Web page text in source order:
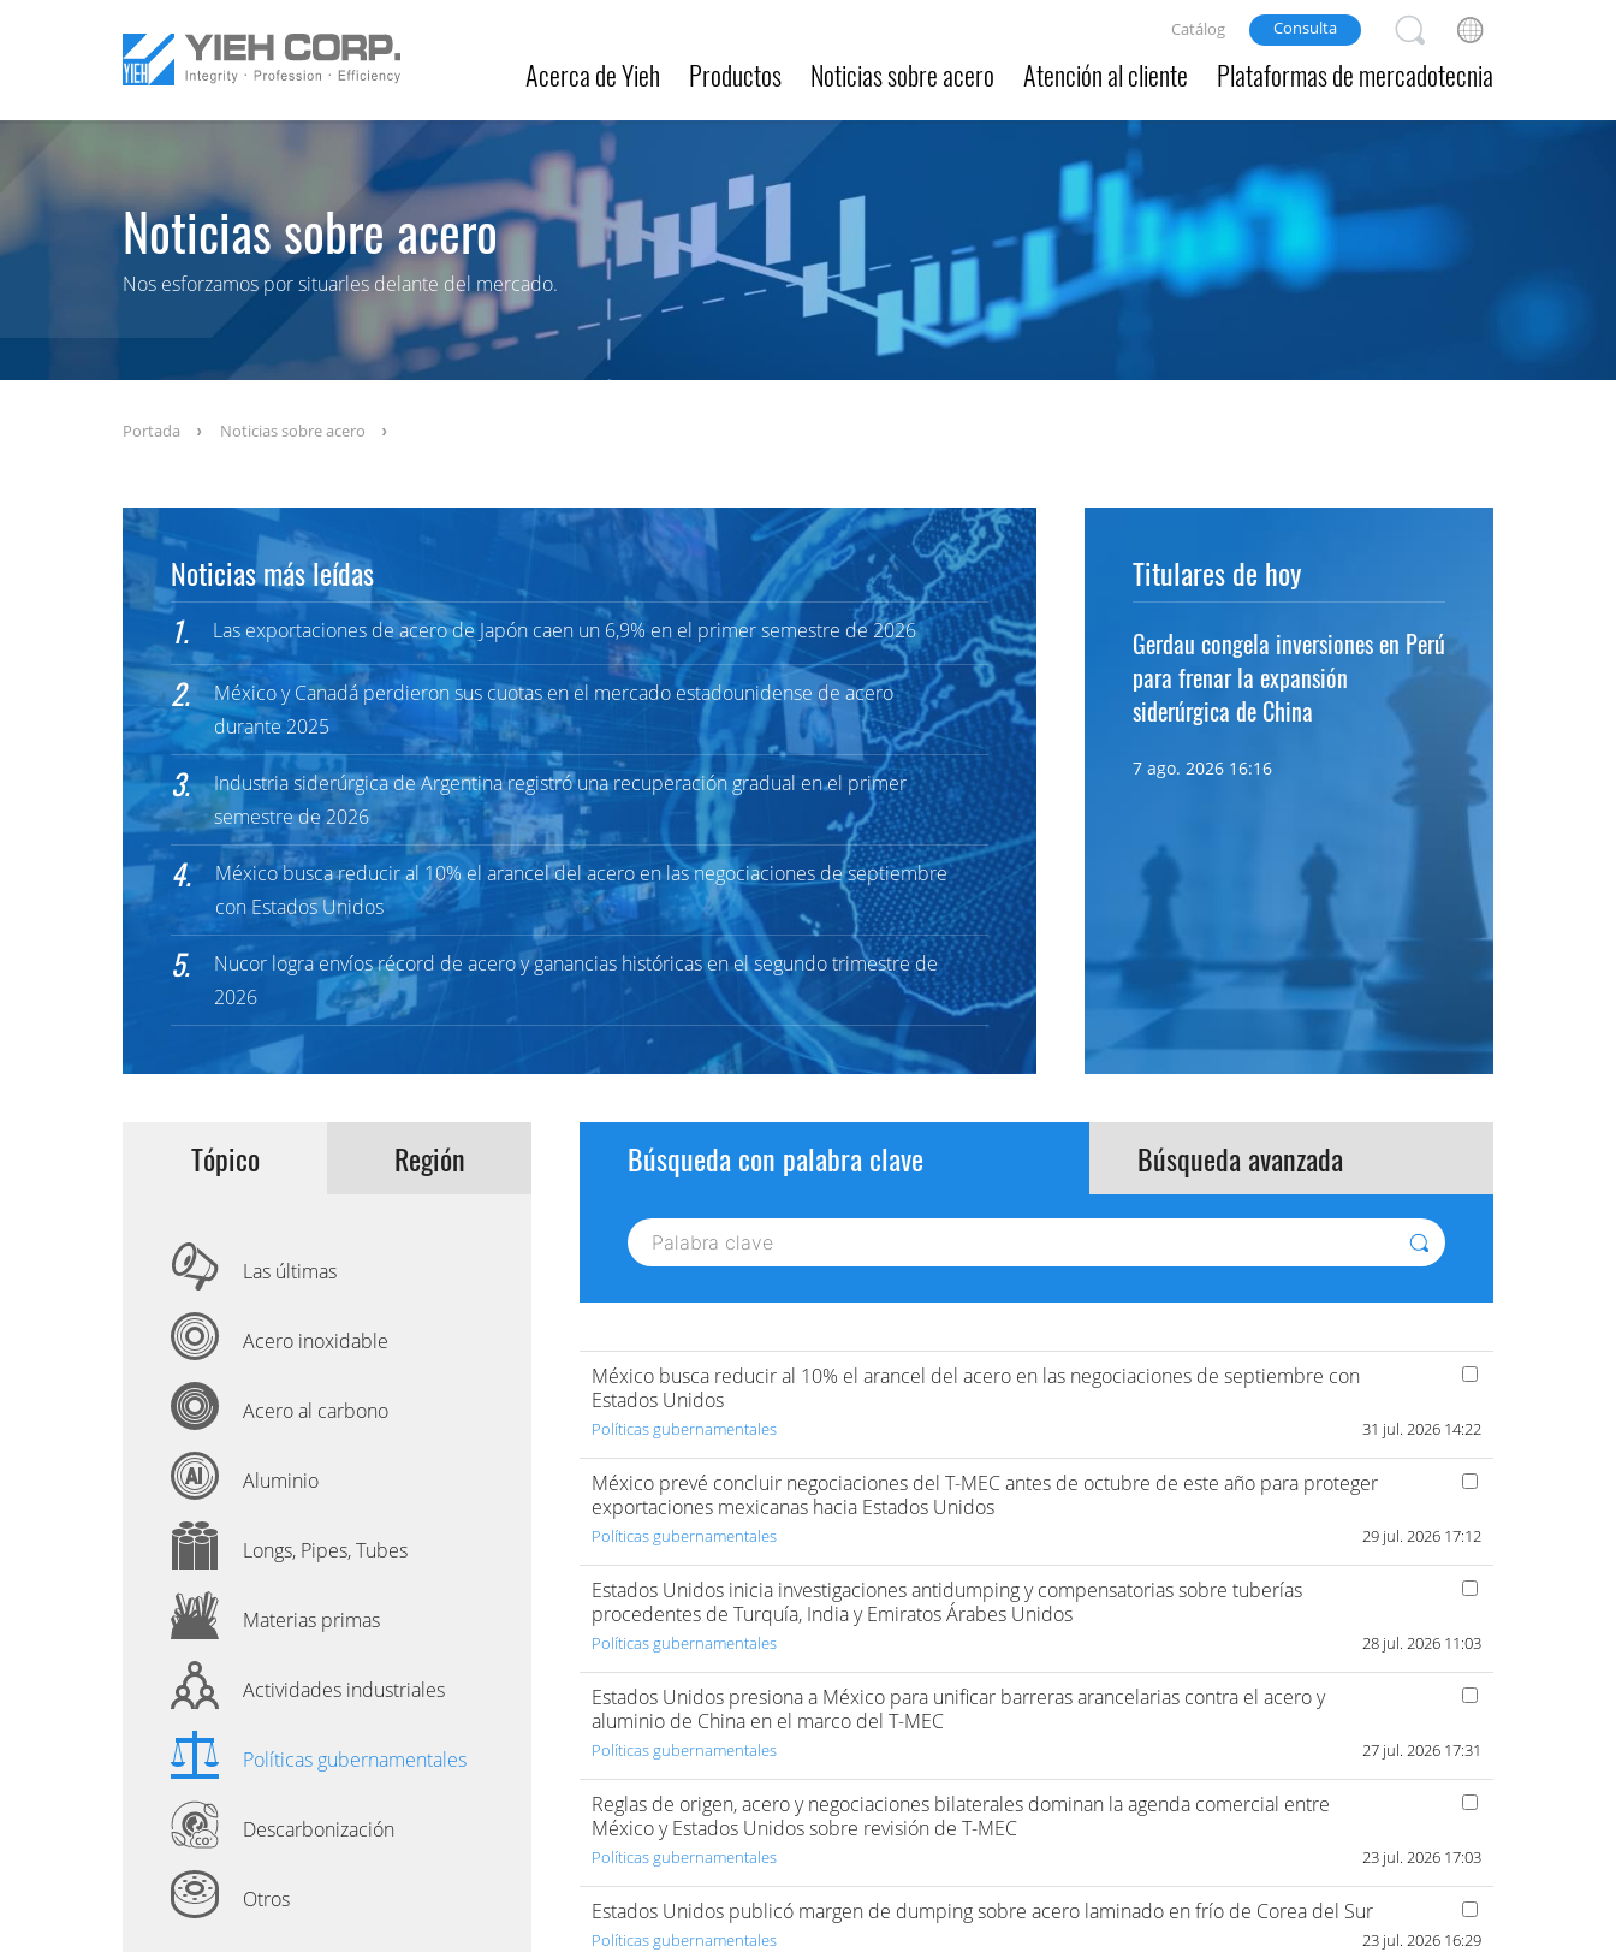
Acerca de Yieh Productos Noticias sobre acero Atención al cliente Plataformas de mercadotecnia
Catálog Consulta
Noticias sobre acero
Nos esforzamos por situarles delante del mercado.
Portada Noticias sobre acero
Noticias más leídas
1.
Las exportaciones de acero de Japón caen un 6,9% en el primer semestre de 2026
2.
México y Canadá perdieron sus cuotas en el mercado estadounidense de acero
durante 2025
3.
Industria siderúrgica de Argentina registró una recuperación gradual en el primer
semestre de 2026
4.
México busca reducir al 10% el arancel del acero en las negociaciones de septiembre
con Estados Unidos
5.
Nucor logra envíos récord de acero y ganancias históricas en el segundo trimestre de
2026
Titulares de hoy
Gerdau congela inversiones en Perú
para frenar la expansión
siderúrgica de China
7 ago. 2026 16:16
Tópico Región
Las últimas
Acero inoxidable
Acero al carbono
Aluminio
Longs, Pipes, Tubes
Materias primas
Actividades industriales
Políticas gubernamentales
Descarbonización
Otros
Búsqueda con palabra clave Búsqueda avanzada
México busca reducir al 10% el arancel del acero en las negociaciones de septiembre con
Estados Unidos
Políticas gubernamentales 31 jul. 2026 14:22
México prevé concluir negociaciones del T-MEC antes de octubre de este año para proteger
exportaciones mexicanas hacia Estados Unidos
Políticas gubernamentales 29 jul. 2026 17:12
Estados Unidos inicia investigaciones antidumping y compensatorias sobre tuberías
procedentes de Turquía, India y Emiratos Árabes Unidos
Políticas gubernamentales 28 jul. 2026 11:03
Estados Unidos presiona a México para unificar barreras arancelarias contra el acero y
aluminio de China en el marco del T-MEC
Políticas gubernamentales 27 jul. 2026 17:31
Reglas de origen, acero y negociaciones bilaterales dominan la agenda comercial entre
México y Estados Unidos sobre revisión de T-MEC
Políticas gubernamentales 23 jul. 2026 17:03
Estados Unidos publicó margen de dumping sobre acero laminado en frío de Corea del Sur
Políticas gubernamentales 23 jul. 2026 16:29